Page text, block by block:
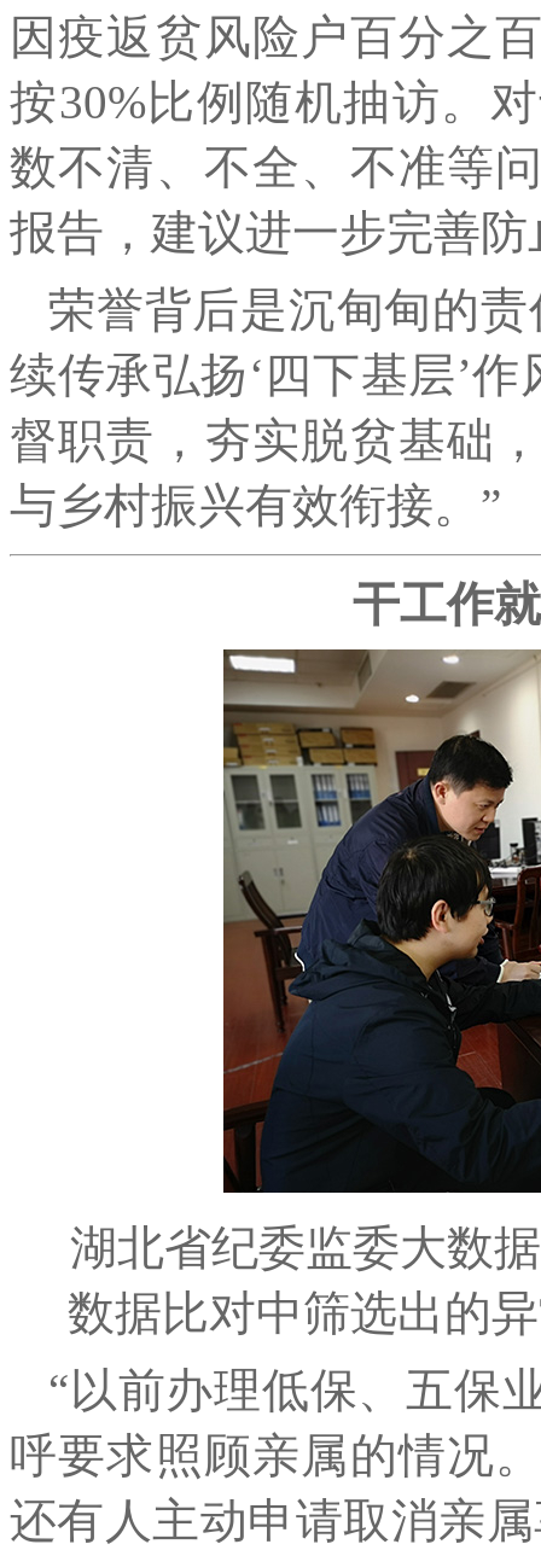
因疫返贫风险户百分之
按30%比例随机抽访。
数不清、不全、不准等
报告，建议进一步完善
荣誉背后是沉甸甸的
续传承弘扬‘四下基层’
督职责，夯实脱贫基础
与乡村振兴有效衔接。”
干工作
湖北省纪委监委大数
数据比对中筛选出的
“以前办理低保、五保
呼要求照顾亲属的情况
还有人主动申请取消亲